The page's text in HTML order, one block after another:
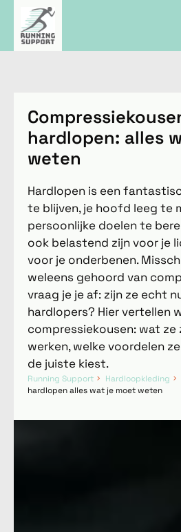
hardlopen: alles
weten
Hardlopen is een
te blijven, je hoofd leeg te
persoonlijke doelen te
ook belastend zijn voor je
voor je onderbenen.
weleens gehoord van
vraag je je af: zijn ze echt
hardlopers? Hier vertellen
compressiekousen: wat ze
werken, welke voordelen
de juiste kiest.
Running Support Hardloopkleding
hardlopen alles wat je moet weten